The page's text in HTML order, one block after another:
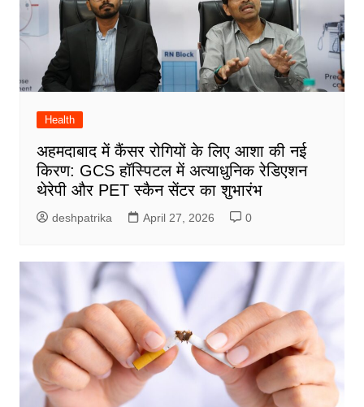
Health
अहमदाबाद में कैंसर रोगियों के लिए आशा की नई
किरण: GCS हॉस्पिटल में अत्याधुनिक रेडिएशन
थेरेपी और PET स्कैन सेंटर का शुभारंभ
deshpatrika April 27, 2026 0